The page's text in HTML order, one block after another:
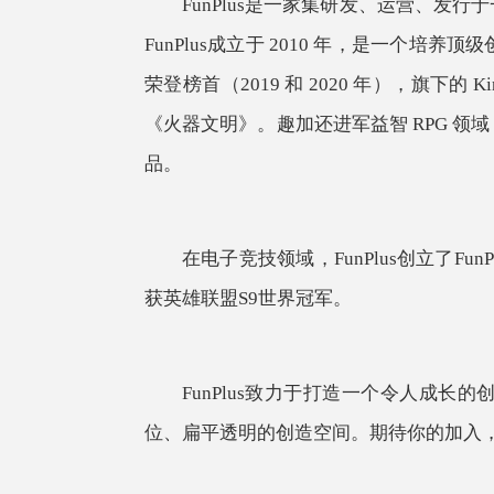
FunPlus是一家集研发、运营、发行
FunPlus成立于 2010 年，是一个培养顶
荣登榜首（2019 和 2020 年），旗下的
《火器文明》。趣加还进军益智 RPG 领
品。
在电子竞技领域， FunPlus创立了
获英雄联盟S9世界冠军。
FunPlus致力于打造一个令人成长的
位、扁平透明的创造空间。期待你的加入